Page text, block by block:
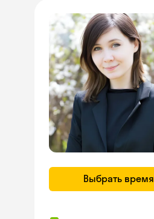
Выбрать время